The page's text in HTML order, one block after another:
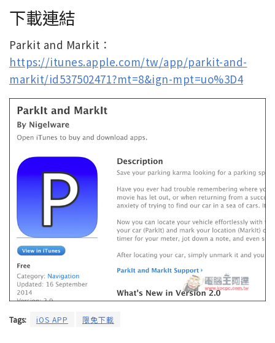
下載連結
Parkit and Markit：
https://itunes.apple.com/tw/app/parkit-and-
markit/id537502471?mt=8&ign-mpt=uo%3D4
Tags: iOS APP 限免下載